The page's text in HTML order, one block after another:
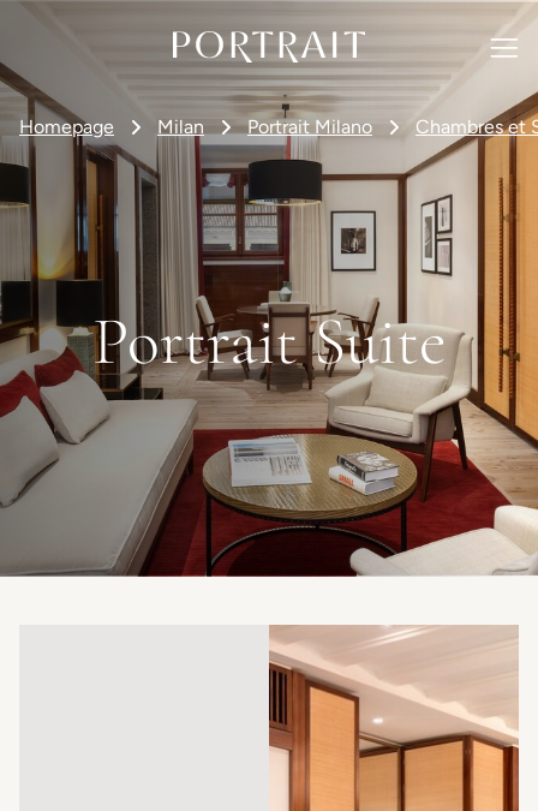
Homepage Milan Portrait Milano Chambres et
Portrait Suite